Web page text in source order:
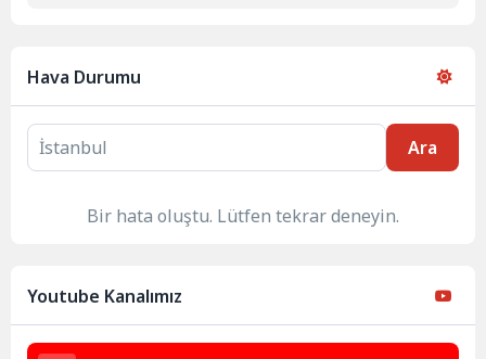
Hava Durumu
Ara
Bir hata oluştu. Lütfen tekrar deneyin.
Youtube Kanalımız